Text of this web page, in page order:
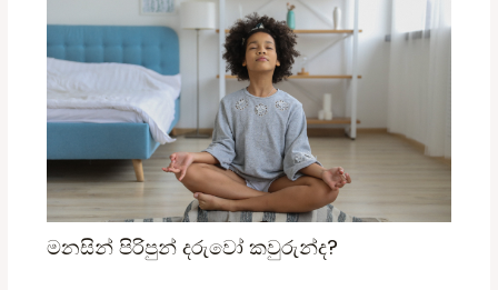
මනසින් පිරිපුන් දරුවෝ කවුරුන්ද?